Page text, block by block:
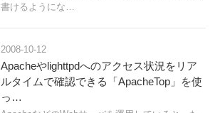
書けるようにな…
2008-10-12
Apacheやlighttpdへのアクセス状況をリア
ルタイムで確認できる「ApacheTop」を使
っ…